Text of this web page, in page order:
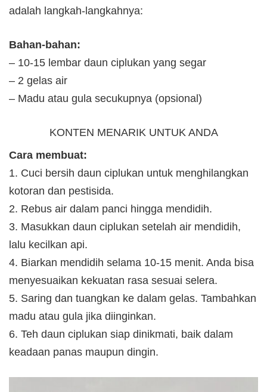
adalah langkah-langkahnya:
Bahan-bahan:
– 10-15 lembar daun ciplukan yang segar
– 2 gelas air
– Madu atau gula secukupnya (opsional)
KONTEN MENARIK UNTUK ANDA
Cara membuat:
1. Cuci bersih daun ciplukan untuk menghilangkan
kotoran dan pestisida.
2. Rebus air dalam panci hingga mendidih.
3. Masukkan daun ciplukan setelah air mendidih,
lalu kecilkan api.
4. Biarkan mendidih selama 10-15 menit. Anda bisa
menyesuaikan kekuatan rasa sesuai selera.
5. Saring dan tuangkan ke dalam gelas. Tambahkan
madu atau gula jika diinginkan.
6. Teh daun ciplukan siap dinikmati, baik dalam
keadaan panas maupun dingin.